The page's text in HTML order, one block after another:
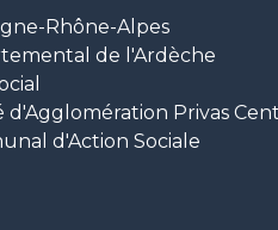
Rhône-Alpes
de l'Ardèche
Privas
d'Action Sociale